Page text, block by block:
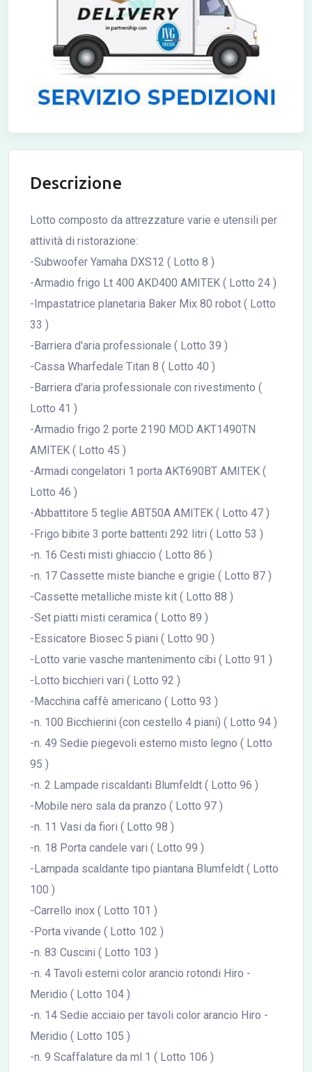
Descrizione
Lotto composto da attrezzature varie e utensili per
attività di ristorazione:
-Subwoofer Yamaha DXS12 ( Lotto 8 )
-Armadio frigo Lt 400 AKD400 AMITEK ( Lotto 24 )
-Impastatrice planetaria Baker Mix 80 robot ( Lotto
33 )
-Barriera d'aria professionale ( Lotto 39 )
-Cassa Wharfedale Titan 8 ( Lotto 40 )
-Barriera d'aria professionale con rivestimento (
Lotto 41 )
-Armadio frigo 2 porte 2190 MOD AKT1490TN
AMITEK ( Lotto 45 )
-Armadi congelatori 1 porta AKT690BT AMITEK (
Lotto 46 )
-Abbattitore 5 teglie ABT50A AMITEK ( Lotto 47 )
-Frigo bibite 3 porte battenti 292 litri ( Lotto 53 )
-n. 16 Cesti misti ghiaccio ( Lotto 86 )
-n. 17 Cassette miste bianche e grigie ( Lotto 87 )
-Cassette metalliche miste kit ( Lotto 88 )
-Set piatti misti ceramica ( Lotto 89 )
-Essicatore Biosec 5 piani ( Lotto 90 )
-Lotto varie vasche mantenimento cibi ( Lotto 91 )
-Lotto bicchieri vari ( Lotto 92 )
-Macchina caffè americano ( Lotto 93 )
-n. 100 Bicchierini (con cestello 4 piani) ( Lotto 94 )
-n. 49 Sedie piegevoli esterno misto legno ( Lotto
95 )
-n. 2 Lampade riscaldanti Blumfeldt ( Lotto 96 )
-Mobile nero sala da pranzo ( Lotto 97 )
-n. 11 Vasi da fiori ( Lotto 98 )
-n. 18 Porta candele vari ( Lotto 99 )
-Lampada scaldante tipo piantana Blumfeldt ( Lotto
100 )
-Carrello inox ( Lotto 101 )
-Porta vivande ( Lotto 102 )
-n. 83 Cuscini ( Lotto 103 )
-n. 4 Tavoli esterni color arancio rotondi Hiro -
Meridio ( Lotto 104 )
-n. 14 Sedie acciaio per tavoli color arancio Hiro -
Meridio ( Lotto 105 )
-n. 9 Scaffalature da ml 1 ( Lotto 106 )